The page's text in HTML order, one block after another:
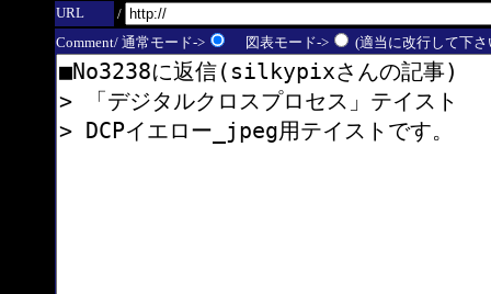
URL
/
Comment/ 通常モード->
図表モード-> (適当に改行して下